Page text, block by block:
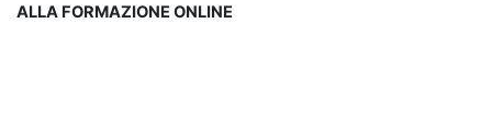
ALLA FORMAZIONE ONLINE